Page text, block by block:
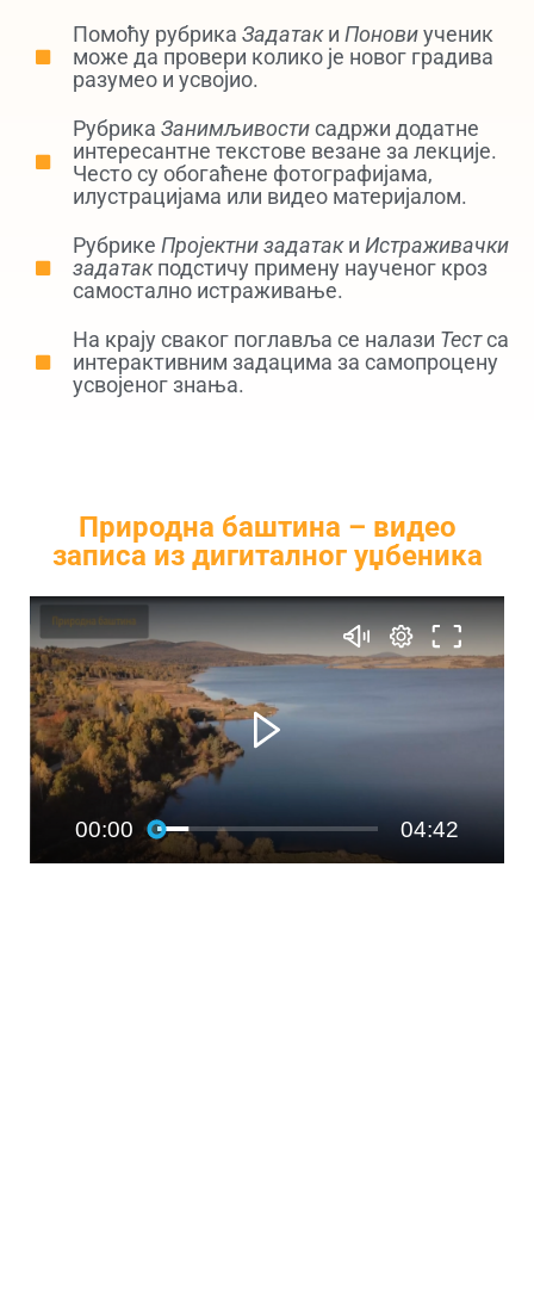
Помоћу рубрика Задатаки Поновиученик
може да провери колико је новог градива
разумео и усвојио.
Рубрика Занимљивостисадржи додатне
интересантне текстове везане за лекције.
Често су обогаћене фотографијама,
илустрацијама или видео материјалом.
Рубрике Пројектни задатаки Истраживачки
задатакподстичу примену наученог кроз
самостално истраживање.
На крају сваког поглавља се налази Тестса
интерактивним задацима за самопроцену
усвојеног знања.
Природна баштина – видео
записа из дигиталног уџбеника